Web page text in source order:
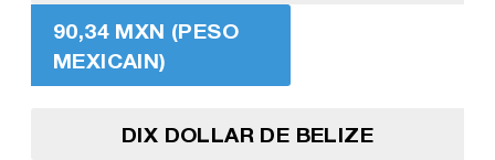
90,34 MXN (PESO
MEXICAIN)
DIX DOLLAR DE BELIZE